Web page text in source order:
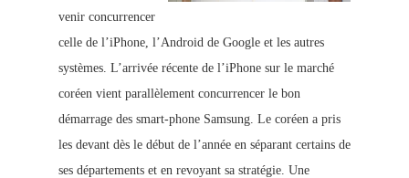
venir concurrencer
celle de l’iPhone, l’Android de Google et les autres
systèmes. L’arrivée récente de l’iPhone sur le marché
coréen vient parallèlement concurrencer le bon
démarrage des smart-phone Samsung. Le coréen a pris
les devant dès le début de l’année en séparant certains de
ses départements et en revoyant sa stratégie. Une